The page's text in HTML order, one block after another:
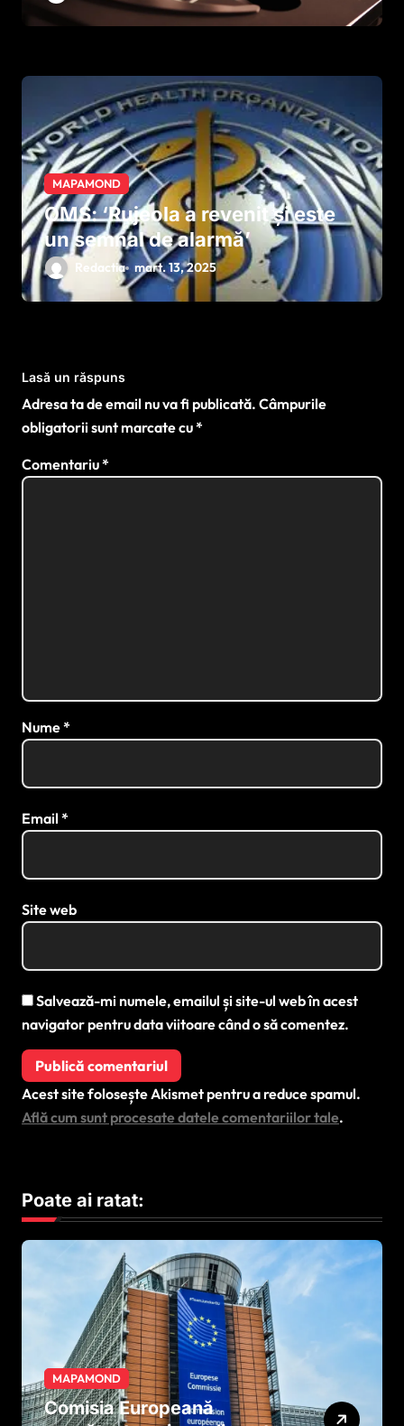
neurologice grave. Cercetătorii
MAPAMOND
OMS: ‘Rujeola a revenit și este
un semnal de alarmă’
Redactia mart. 13, 2025
Lasă un răspuns
Adresa ta de email nu va fi publicată. Câmpurile
obligatorii sunt marcate cu*
Comentariu*
Nume*
Email *
Site web
Salvează-mi numele, emailul și site-ul web în acest
navigator pentru data viitoare când o să comentez.
Acest site folosește Akismet pentru a reduce spamul.
Află cum sunt procesate datele comentariilor tale.
Poate ai ratat:
MAPAMOND
Comisia Europeană